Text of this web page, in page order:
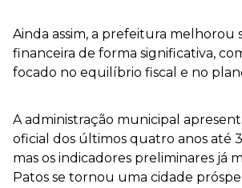
Ainda assim, a prefeitura melhorou
financeira de forma significativa,
focado no equilíbrio fiscal e no
A administração municipal
oficial dos últimos quatro anos até
mas os indicadores preliminares já
Patos se tornou uma cidade